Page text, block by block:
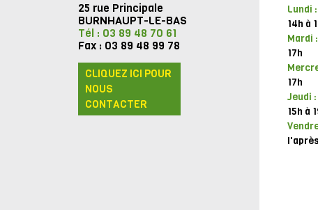
25 rue Principale
BURNHAUPT-LE-BAS
Tél : 03 89 48 70 61
Fax : 03 89 48 99 78
CLIQUEZ ICI POUR
NOUS
CONTACTER
Lundi :
14h à
Mardi :
17h
17h
Jeudi :
15h à